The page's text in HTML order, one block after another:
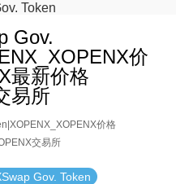
Token
Gov.
价
最新价格
易所
价格
交易所
Gov. Token